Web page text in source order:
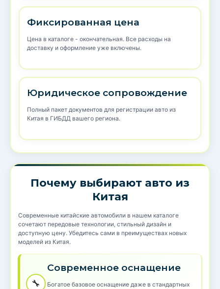
Фиксированная цена
Цена в каталоге - окончательная. Все расходы на
доставку и оформление уже включены.
Юридическое сопровождение
Полный пакет документов для регистрации авто из
Китая в ГИБДД вашего региона.
Почему выбирают авто из
Китая
Современные китайские автомобили в нашем каталоге
сочетают передовые технологии, стильный дизайн и
доступную цену. Убедитесь сами в преимуществах новых
моделей из Китая.
🔧
Современное оснащение
Богатое базовое оснащение даже в стандартных